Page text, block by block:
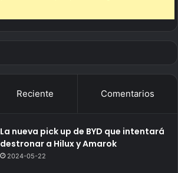
Reciente Comentarios
La nueva pick up de BYD que intentará
destronar a Hilux y Amarok
2024-05-22